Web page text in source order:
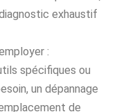
exhaustif
:
spécifiques ou
un dépannage
de